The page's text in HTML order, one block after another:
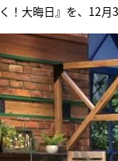
！大晦日』を、12月